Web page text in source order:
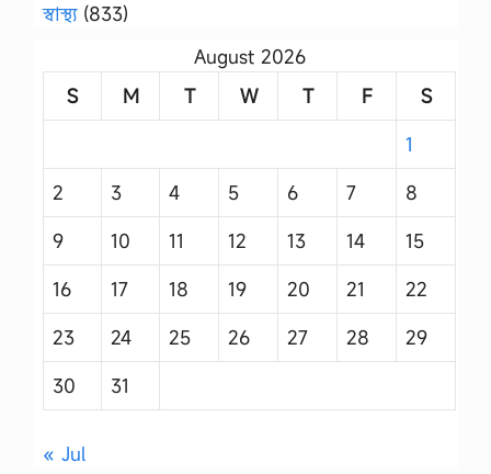
স্বাস্থ্য(833)
August 2026
S
M T W T F
S
1
2
3 4 5 6 7
8
9
10 11 12 13 14
15
16
17 18 19 20 21
22
23
24 25 26 27 28
29
30
31
« Jul